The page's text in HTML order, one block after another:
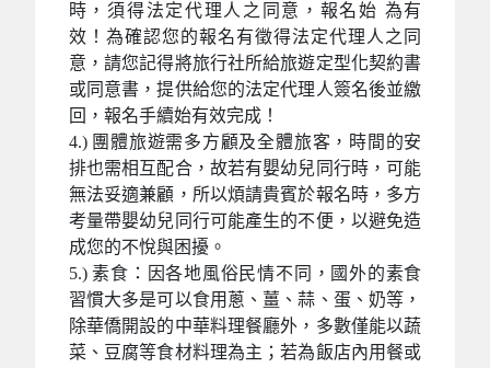
時，須得法定代理人之同意，報名始 為有
效！為確認您的報名有徵得法定代理人之同
意，請您記得將旅行社所給旅遊定型化契約書
或同意書，提供給您的法定代理人簽名後並繳
回，報名手續始有效完成！
4.) 團體旅遊需多方顧及全體旅客，時間的安
排也需相互配合，故若有嬰幼兒同行時，可能
無法妥適兼顧，所以煩請貴賓於報名時，多方
考量帶嬰幼兒同行可能產生的不便，以避免造
成您的不悅與困擾。
5.) 素食：因各地風俗民情不同，國外的素食
習慣大多是可以食用蔥、薑、蒜、蛋、奶等，
除華僑開設的中華料理餐廳外，多數僅能以蔬
菜、豆腐等食材料理為主；若為飯店內用餐或